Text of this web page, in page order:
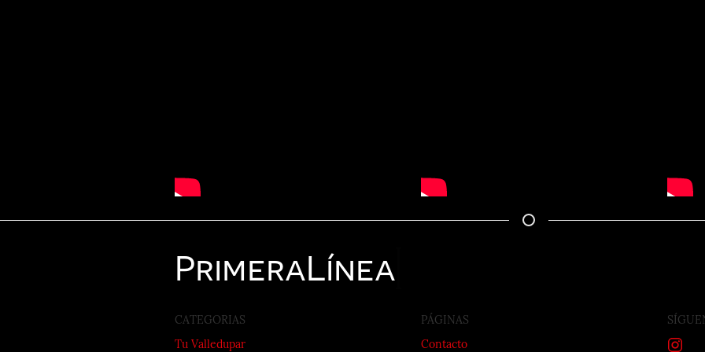
PrimeraLínea
CATEGORIAS
Tu Valledupar
PÁGINAS
Contacto